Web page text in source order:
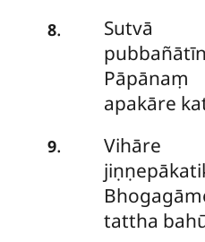
8.
Sutvā
apakāre
9.
tattha